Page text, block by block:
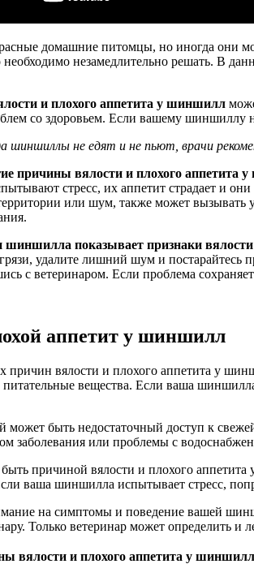
домашние питомцы, но иногда они
незамедлительно решать. В
и плохого аппетита у шиншилл
со здоровьем. Если вашему шиншиллу
шиншиллы не едят и не пьют, врачи
причины вялости и плохого аппетита
стресс, их аппетит страдает и
или шум, также может
шиншилла показывает признаки вялости
удалите лишний шум и постарайтесь
с ветеринаром. Если проблема
аппетит у шиншилл
причин вялости и плохого аппетита у
вещества. Если ваша
быть недостаточный доступ к
заболевания или проблемы с
причиной вялости и плохого
ваша шиншилла испытывает стресс,
на симптомы и поведение вашей
Только ветеринар может определить
вялости и плохого аппетита у шиншилл